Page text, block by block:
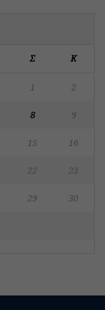
Σ Κ
1 2
8 9
15 16
22 23
29 30